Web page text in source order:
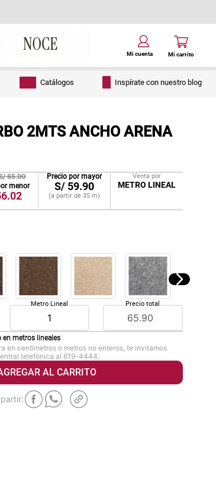
Catálogos Inspírate con nuestro blog
2MTS ANCHO ARENA
65.90
menor
Precio por mayor
S/ 59.90
(a partir de 35 m)
Venta por
METRO LINEAL
Metro Lineal Precio total
en metros lineales
en centímetros o metros no enteros, te invitamos
telefónica al 619-4444.
AL CARRITO